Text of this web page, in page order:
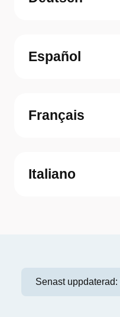
Español
Français
Italiano
Senast uppdaterad: